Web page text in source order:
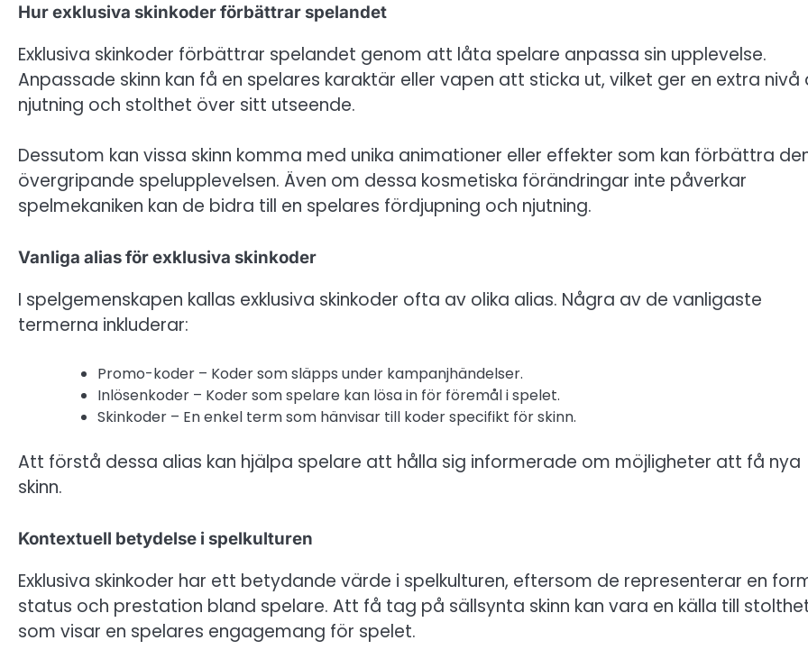
Hur exklusiva skinkoder förbättrar spelandet
Exklusiva skinkoder förbättrar spelandet genom att låta spelare anpassa sin upplevelse.
Anpassade skinn kan få en spelares karaktär eller vapen att sticka ut, vilket ger en extra nivå
njutning och stolthet över sitt utseende.
Dessutom kan vissa skinn komma med unika animationer eller effekter som kan förbättra
övergripande spelupplevelsen. Även om dessa kosmetiska förändringar inte påverkar
spelmekaniken kan de bidra till en spelares fördjupning och njutning.
Vanliga alias för exklusiva skinkoder
I spelgemenskapen kallas exklusiva skinkoder ofta av olika alias. Några av de vanligaste
termerna inkluderar:
Promo-koder – Koder som släpps under kampanjhändelser.
Inlösenkoder – Koder som spelare kan lösa in för föremål i spelet.
Skinkoder – En enkel term som hänvisar till koder specifikt för skinn.
Att förstå dessa alias kan hjälpa spelare att hålla sig informerade om möjligheter att få nya
skinn.
Kontextuell betydelse i spelkulturen
Exklusiva skinkoder har ett betydande värde i spelkulturen, eftersom de representerar en
status och prestation bland spelare. Att få tag på sällsynta skinn kan vara en källa till
som visar en spelares engagemang för spelet.